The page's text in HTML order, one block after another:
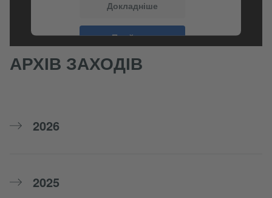
Докладніше
Прийняти
АРХІВ ЗАХОДІВ
2026
2025